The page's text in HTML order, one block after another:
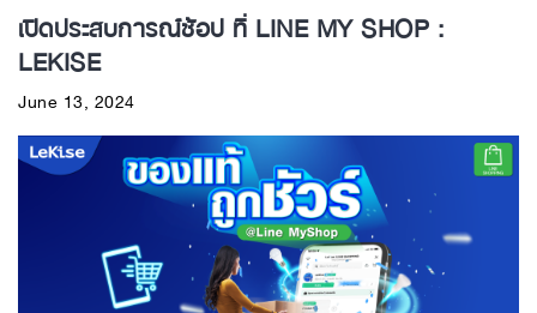
เปิดประสบการณ์ช้อป ที่ LINE MY SHOP :
LEKISE
June 13, 2024